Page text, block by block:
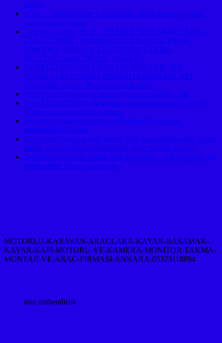
ankara
FIAT – Çeki Demiri↵ Çeki Demiri takma montajı ve araç
proje firması ankara
Jeep çeki demiri, JEEP + ARAZİ TAŞITI ARAÇLARA ⇔
ÇEKİ DEMİRİ TAKMA MONTAJI/ARAÇ PROJE
ANKARA, JEEP ⇔ ÇEKİ DEMİRİ TAKMA
MONTAJI/ARAÇ PROJE ANKARA
ENGELLİ SÖKÜM ARAÇ PROJESİ ANKARA
ENGELLİ TERTİBATI APARATI EKİPMANLARI
SÖKÜMÜ ARAÇ PROJESİ ANKARA
Çeki Demiri montajı ve araç projesi usta mühendislik
DACİA DUSTER Ceki-demiri-takma-montaji-ceki-demiri-
fiyati-usta-muhendislik-Ankara-
Ceki-demiri-takma-montaji-ceki-demiri-fiyati-usta-
muhendislik-Ankara-
çeki demiri↵avrupa çeki demiri lider markalarının çeki demiri
takma montesi fiyatı maliyeti araç proje firması Ankara,
hyundai tucson çeki demiri kancası montajı ve araç proje usta
mühendislik firması ankara da
MOTORLU-KARAVAN-ARACLARA-KAYAR-BASAMAK-
KAYAR-KAPI-MOTORU-VE-KAMERA-MONITOR-TAKMA-
MONTAJI-VE-ARAC-FIRMASI-ANKARA-05323118894
usta mühendislik